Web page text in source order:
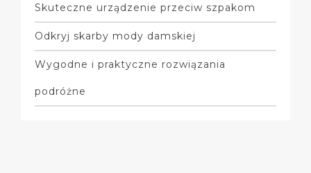
Skuteczne urządzenie przeciw szpakom
Odkryj skarby mody damskiej
Wygodne i praktyczne rozwiązania
podróżne